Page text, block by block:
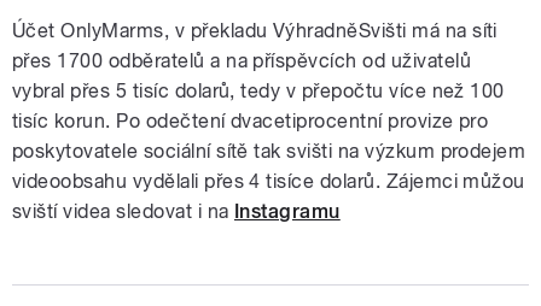
Účet OnlyMarms, v překladu VýhradněSvišti má na síti
přes 1700 odběratelů a na příspěvcích od uživatelů
vybral přes 5 tisíc dolarů, tedy v přepočtu více než 100
tisíc korun. Po odečtení dvacetiprocentní provize pro
poskytovatele sociální sítě tak svišti na výzkum prodejem
videoobsahu vydělali přes 4 tisíce dolarů. Zájemci můžou
sviští videa sledovat i na Instagramu